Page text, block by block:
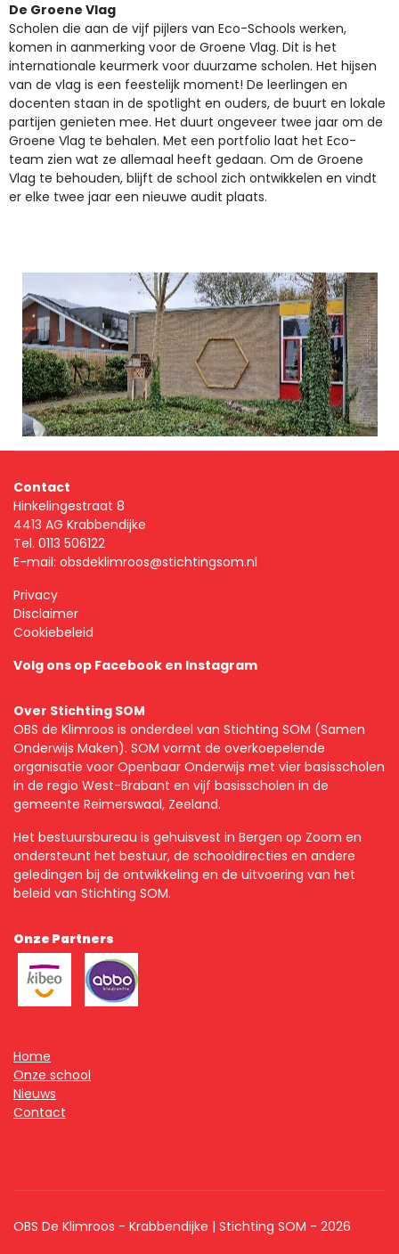
De Groene Vlag
Scholen die aan de vijf pijlers van Eco-Schools werken,
komen in aanmerking voor de Groene Vlag. Dit is het
internationale keurmerk voor duurzame scholen. Het hijsen
van de vlag is een feestelijk moment! De leerlingen en
docenten staan in de spotlight en ouders, de buurt en lokale
partijen genieten mee. Het duurt ongeveer twee jaar om de
Groene Vlag te behalen. Met een portfolio laat het Eco-
team zien wat ze allemaal heeft gedaan. Om de Groene
Vlag te behouden, blijft de school zich ontwikkelen en vindt
er elke twee jaar een nieuwe audit plaats.
Contact
Hinkelingestraat 8
4413 AG Krabbendijke
Tel. 0113 506122
E-mail: obsdeklimroos@stichtingsom.nl
Privacy
Disclaimer
Cookiebeleid
Volg ons op Facebook en Instagram
Over Stichting SOM
OBS de Klimroos is onderdeel van Stichting SOM (Samen
Onderwijs Maken). SOM vormt de overkoepelende
organisatie voor Openbaar Onderwijs met vier basisscholen
in de regio West-Brabant en vijf basisscholen in de
gemeente Reimerswaal, Zeeland.
Het bestuursbureau is gehuisvest in Bergen op Zoom en
ondersteunt het bestuur, de schooldirecties en andere
geledingen bij de ontwikkeling en de uitvoering van het
beleid van Stichting SOM.
Onze Partners
Home
Onze school
Nieuws
Contact
OBS De Klimroos - Krabbendijke | Stichting SOM - 2026